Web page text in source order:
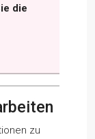
die
zu